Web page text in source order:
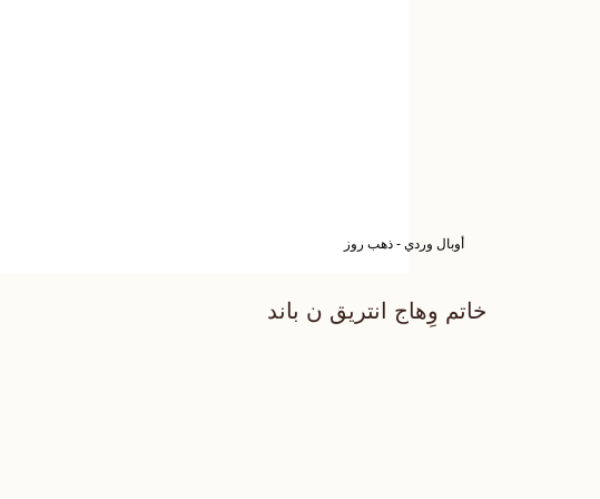
أوبال وردي - ذهب روز
خاتم وِهاج انتريق ن باند